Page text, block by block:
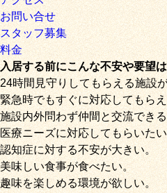
お問い合せ
スタッフ募集
料金
入居する前にこんな不安や要望
24時間見守りしてもらえる施設
緊急時でもすぐに対応してもら
施設内外問わず仲間と交流でき
医療ニーズに対応してもらいた
認知症に対する不安が大きい。
美味しい食事が食べたい。
趣味を楽しめる環境が欲しい。